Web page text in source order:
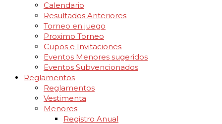
Calendario
Resultados Anteriores
Torneo en juego
Proximo Torneo
Cupos e Invitaciones
Eventos Menores sugeridos
Eventos Subvencionados
Reglamentos
Reglamentos
Vestimenta
Menores
Registro Anual